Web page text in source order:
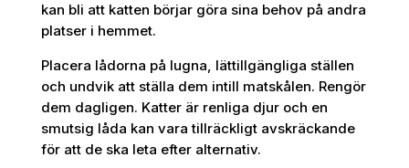
kan bli att katten börjar göra sina behov på andra
platser i hemmet.
Placera lådorna på lugna, lättillgängliga ställen
och undvik att ställa dem intill matskålen. Rengör
dem dagligen. Katter är renliga djur och en
smutsig låda kan vara tillräckligt avskräckande
för att de ska leta efter alternativ.